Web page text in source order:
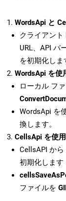
WordsApi と
クライアント
URL、API バ
を初期化しま
WordsApi を使
ローカル フ
WordsApi を
換します。
CellsApi を使
CellsAPI から
初期化します
ファイルを